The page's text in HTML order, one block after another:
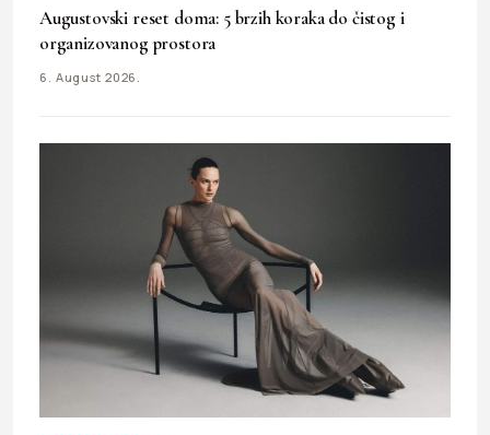
Augustovski reset doma: 5 brzih koraka do čistog i
organizovanog prostora
6. August 2026.